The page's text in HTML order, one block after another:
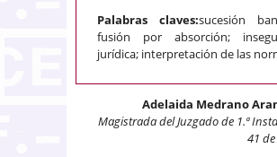
Palabras claves:sucesión
fusión por absorción;
jurídica; interpretación de las
Adelaida Medrano
Magistrada del Juzgado de 1.ª
41